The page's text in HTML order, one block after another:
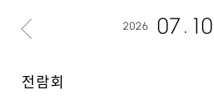
2026 07 10
전람회